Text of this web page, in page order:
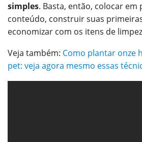
simples. Basta, então, colocar em
conteúdo, construir suas
economizar com os itens de
Veja também: Como plantar onze
pet: veja agora mesmo essas